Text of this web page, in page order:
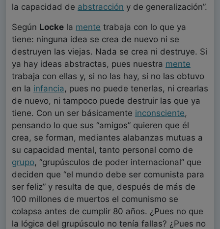
la capacidad de abstracción y de generalización”.
Según Locke la mente trabaja con lo que ya
tiene: ninguna idea se crea de nuevo ni se
destruyen las viejas. Nada se crea ni destruye. Si
ya hay ideas abstractas, pues nuestra mente
trabaja con ellas y, si no las hay, si no las obtuvo
en la infancia, pues no puede tenerlas, ni crearlas
de nuevo, ni tampoco puede destruir las que ya
tiene. Con un ser básicamente inconsciente,
pensando lo que sus “amigos” quieren que él
crea, se forman, mediantes alabanzas mutuas a
su capacidad mental, tanto personal como de
grupo, “grupúsculos de poder internacional” que
deciden que “el mundo debe ser comunista para
ser feliz” y resulta de que, después de más de
100 millones de muertos el comunismo se
colapsa antes de cumplir 80 años. ¿Pues no que
la lógica del grupúsculo no tenía fallas? ¿Pues no